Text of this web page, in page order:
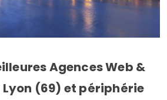
Agences Web &
Lyon (69) et périphérie